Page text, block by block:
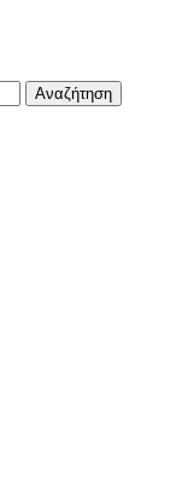
Αναζήτηση